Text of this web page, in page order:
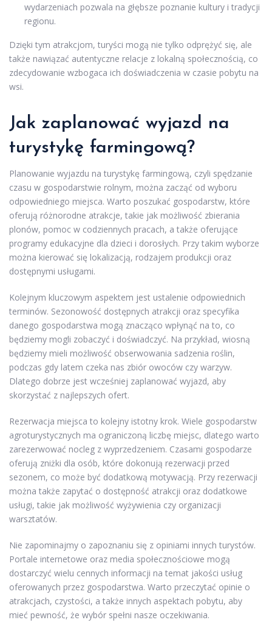
wydarzeniach pozwala na głębsze poznanie kultury i tradycji
regionu.
Dzięki tym atrakcjom, turyści mogą nie tylko odprężyć się, ale
także nawiązać autentyczne relacje z lokalną społecznością, co
zdecydowanie wzbogaca ich doświadczenia w czasie pobytu na
wsi.
Jak zaplanować wyjazd na
turystykę farmingową?
Planowanie wyjazdu na turystykę farmingową, czyli spędzanie
czasu w gospodarstwie rolnym, można zacząć od wyboru
odpowiedniego miejsca. Warto poszukać gospodarstw, które
oferują różnorodne atrakcje, takie jak możliwość zbierania
plonów, pomoc w codziennych pracach, a także oferujące
programy edukacyjne dla dzieci i dorosłych. Przy takim wyborze
można kierować się lokalizacją, rodzajem produkcji oraz
dostępnymi usługami.
Kolejnym kluczowym aspektem jest ustalenie odpowiednich
terminów. Sezonowość dostępnych atrakcji oraz specyfika
danego gospodarstwa mogą znacząco wpłynąć na to, co
będziemy mogli zobaczyć i doświadczyć. Na przykład, wiosną
będziemy mieli możliwość obserwowania sadzenia roślin,
podczas gdy latem czeka nas zbiór owoców czy warzyw.
Dlatego dobrze jest wcześniej zaplanować wyjazd, aby
skorzystać z najlepszych ofert.
Rezerwacja miejsca to kolejny istotny krok. Wiele gospodarstw
agroturystycznych ma ograniczoną liczbę miejsc, dlatego warto
zarezerwować nocleg z wyprzedzeniem. Czasami gospodarze
oferują zniżki dla osób, które dokonują rezerwacji przed
sezonem, co może być dodatkową motywacją. Przy rezerwacji
można także zapytać o dostępność atrakcji oraz dodatkowe
usługi, takie jak możliwość wyżywienia czy organizacji
warsztatów.
Nie zapominajmy o zapoznaniu się z opiniami innych turystów.
Portale internetowe oraz media społecznościowe mogą
dostarczyć wielu cennych informacji na temat jakości usług
oferowanych przez gospodarstwa. Warto przeczytać opinie o
atrakcjach, czystości, a także innych aspektach pobytu, aby
mieć pewność, że wybór spełni nasze oczekiwania.